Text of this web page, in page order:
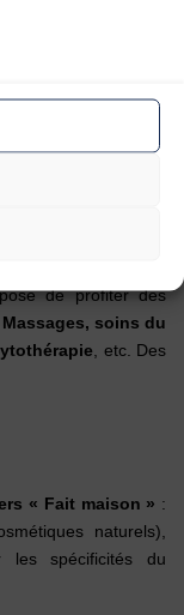
à Lyon.
la pluie
de
conseils
de profiter des
soins du
, etc. Des
« Fait maison » :
naturels),
les spécificités du